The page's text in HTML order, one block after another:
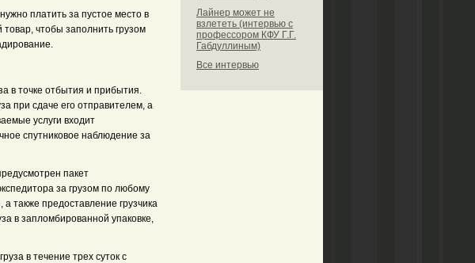
платить за пустое место в
чтобы заполнить грузом
в точке отбытия и прибытия.
при сдаче его отправителем, а
услуги входит
спутниковое наблюдение за
пакет
за грузом по любому
а также предоставление грузчика
в запломбированной упаковке,
в течение трех суток с
Лайнер может не
взлететь (интервью с
профессором КФУ Г.Г.
Габдуллиным)
Все интервью